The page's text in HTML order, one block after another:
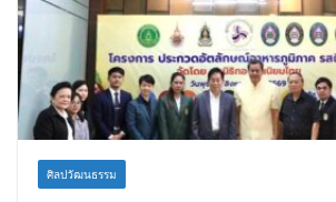
ศิลปวัฒนธรรม